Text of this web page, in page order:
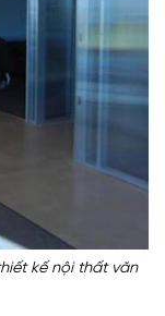
kế nội thất văn